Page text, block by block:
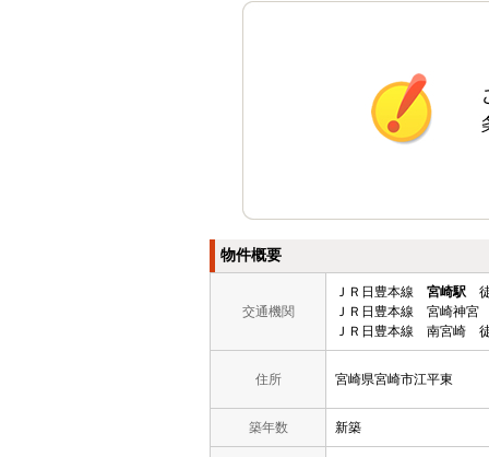
物件概要
交通機関
ＪＲ日豊本線 宮崎駅
ＪＲ日豊本線 宮崎神宮
ＪＲ日豊本線 南宮崎
住所 宮崎県宮崎市江平東
築年数 新築